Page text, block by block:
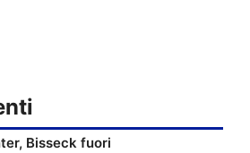
Bisseck fuori